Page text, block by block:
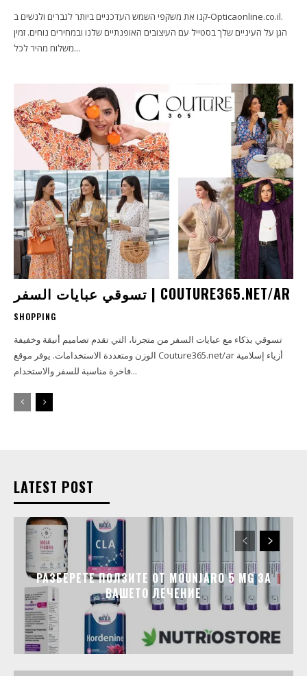
קנו את משקפי השמש העדכניים ביותר לגברים ולנשים ב-Opticaonline.co.il.
הגן על העיניים שלך בסטייל עם העיצובים האופנתיים שלנו ובמחירים נוחים. זמין
משלוח מהיר לכל...
تسوقي عبايات السفر | COUTURE365.NET/AR
SHOPPING
تسوقي بذكاء مع عبايات السفر من متجرنا، التي تقدم تصاميم أنيقة وخفيفة
الوزن ومتعددة الاستخدامات. يوفر موقع Couture365.net/ar أزياء إسلامية
فاخرة مناسبة للسفر والاستخدام...
LATEST POST
РАЗБЕРЕТЕ ПОЛЗИТЕ ОТ MOUNJARO 5 MG ЗА
ВАШЕТО ЛЕЧЕНИЕ